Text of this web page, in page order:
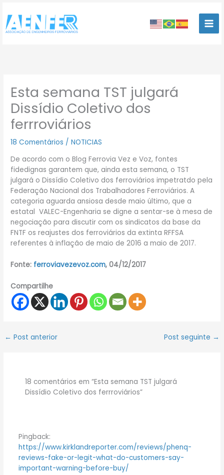
para
conteúdo
Esta semana TST julgará
Dissídio Coletivo dos
ferrroviários
18 Comentários /NOTICIAS
De acordo com o Blog Ferrovia Vez e Voz, fontes
fidedignas garantem que, ainda esta semana, o TST
julgará o Dissídio Coletivo dos ferroviários impetratdo pela
Federação Nacional dos Trabalhadores Ferroviários. A
categoria aguarda ansiosa desde maio último, que a
estatal VALEC-Engenharia se digne a sentar-se à mesa de
negociação para discutir com os sindicatos da base da
FNTF os reajustes dos ferroviários da extinta RFFSA
referentes à inflação de maio de 2016 a maio de 2017.
Fonte: ferroviavezevoz.com, 04/12/2017
Compartilhe
← Post anterior Post seguinte →
18 comentários em “Esta semana TST julgará
Dissídio Coletivo dos ferrroviários”
Pingback:
https://www.kirklandreporter.com/reviews/phenq-
reviews-fake-or-legit-what-do-customers-say-
important-warning-before-buy/